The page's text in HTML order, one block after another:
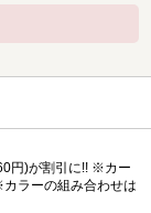
円)が割引に!! ※カー
ラーの組み合わせは